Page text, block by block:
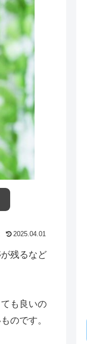
2025.04.01
残るなど
も良いの
のです。